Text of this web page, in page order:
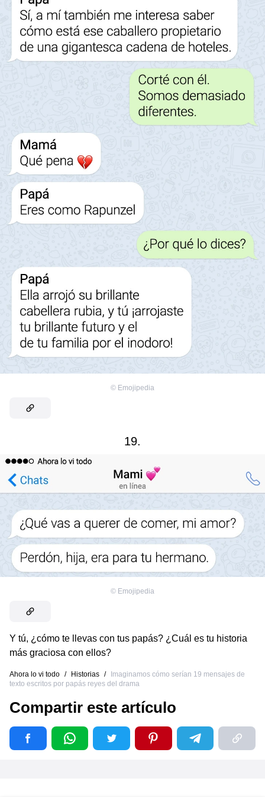
© Emojipedia
19.
© Emojipedia
Y tú, ¿cómo te llevas con tus papás? ¿Cuál es tu historia
más graciosa con ellos?
Ahora lo vi todo / Historias /
Imaginamos cómo serían 19 mensajes de
texto escritos por papás reyes del drama
Compartir este artículo